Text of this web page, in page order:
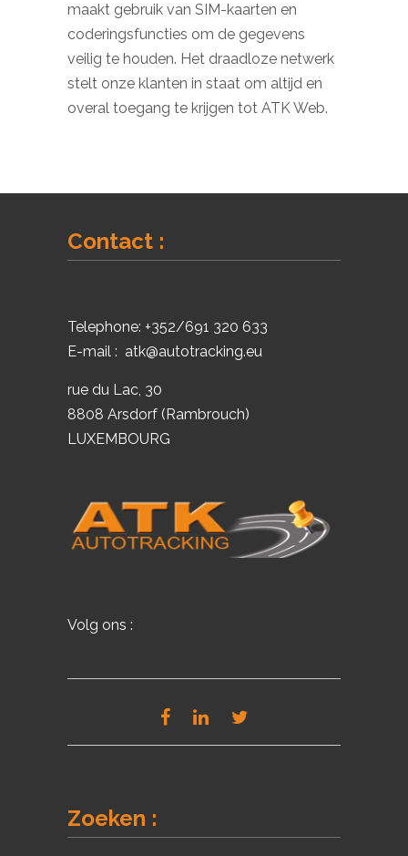
maakt gebruik van SIM-kaarten en
coderingsfuncties om de gegevens
veilig te houden. Het draadloze netwerk
stelt onze klanten in staat om altijd en
overal toegang te krijgen tot ATK Web.
Contact :
Telephone: +352/691 320 633
E-mail : atk@autotracking.eu
rue du Lac, 30
8808 Arsdorf (Rambrouch)
LUXEMBOURG
Volg ons :
Zoeken :